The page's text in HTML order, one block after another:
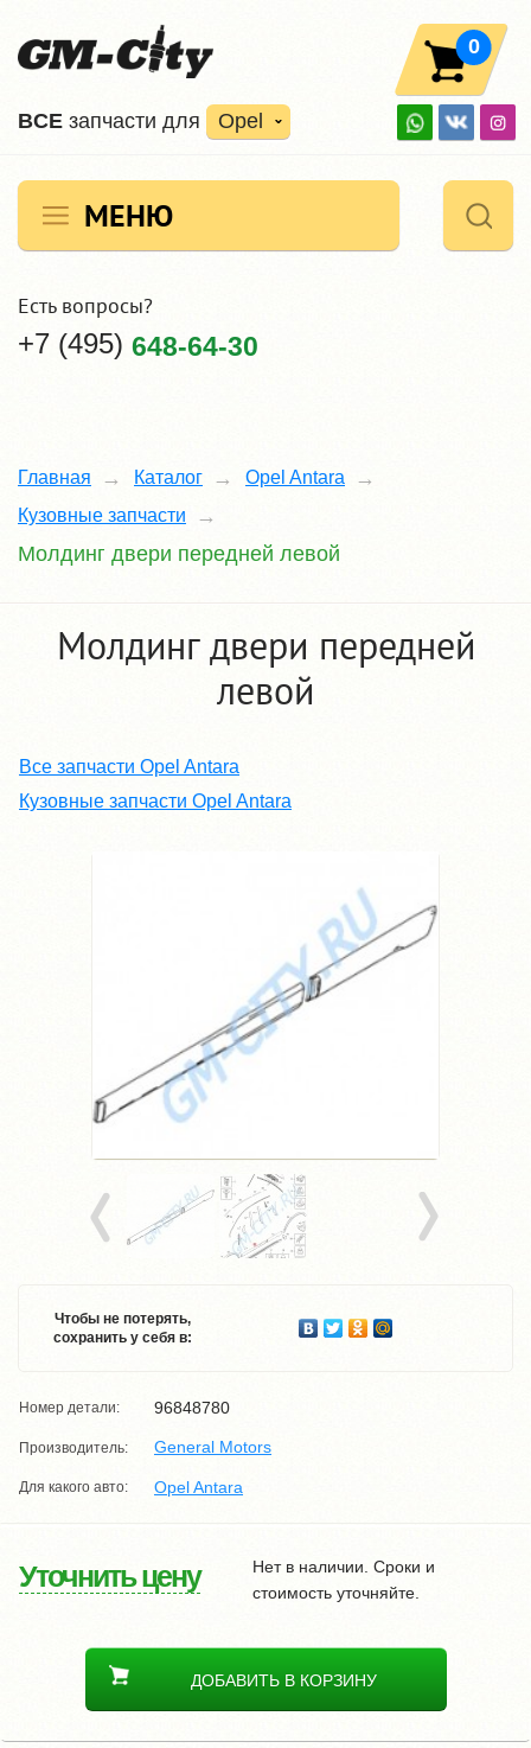
ВCE запчасти для Opel
0
МЕНЮ
Есть вопросы?
+7 (495) 648-64-30
Главная Каталог
Opel Antara
Кузовные запчасти
Молдинг двери передней левой
Молдинг двери передней
левой
Все запчасти Opel Antara
Кузовные запчасти Opel Antara
Чтобы не потерять,
сохранить у себя в:
Номер детали: 96848780
Производитель: General Motors
Для какого авто: Opel Antara
Уточнить цену
Нет в наличии. Сроки и
стоимость уточняйте.
ДОБАВИТЬ В КОРЗИНУ